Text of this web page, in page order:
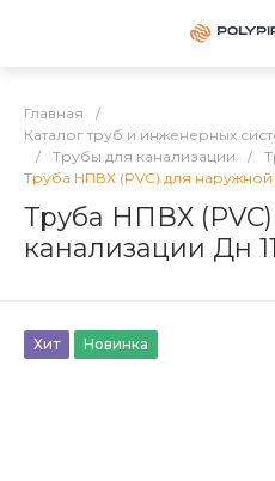
Главная
/
Каталог труб и инженерных
/
Трубы для канализации /
Труба НПВХ (PVC) для наружной
Труба НПВХ
канализации Дн
Хит Новинка